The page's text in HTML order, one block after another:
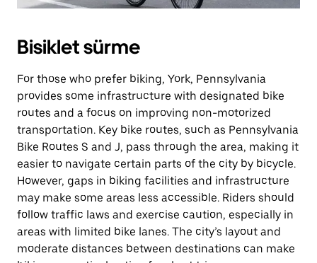
Bisiklet sürme
For those who prefer biking, York, Pennsylvania
provides some infrastructure with designated bike
routes and a focus on improving non-motorized
transportation. Key bike routes, such as Pennsylvania
Bike Routes S and J, pass through the area, making it
easier to navigate certain parts of the city by bicycle.
However, gaps in biking facilities and infrastructure
may make some areas less accessible. Riders should
follow traffic laws and exercise caution, especially in
areas with limited bike lanes. The city’s layout and
moderate distances between destinations can make